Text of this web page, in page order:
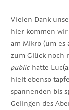
Vielen Dank
hier kommen wir
am Mikro (um es
zum Glück noch
public hatte
hielt ebenso
spannenden bis
Gelingen des